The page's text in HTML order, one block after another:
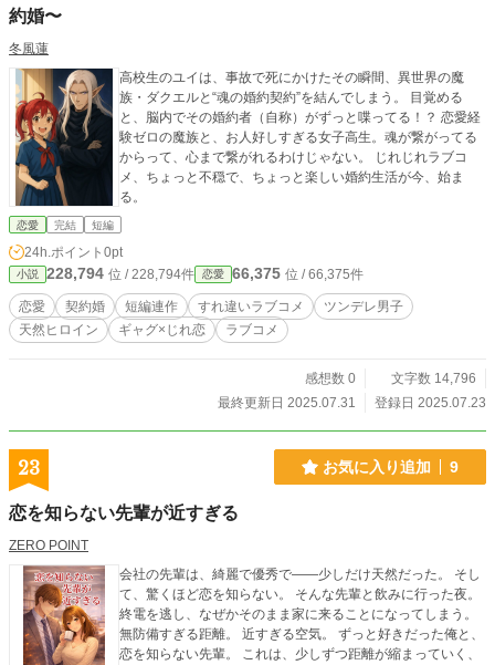
約婚〜
冬風蓮
高校生のユイは、事故で死にかけたその瞬間、異世界の魔
族・ダクエルと“魂の婚約契約”を結んでしまう。 目覚める
と、脳内でその婚約者（自称）がずっと喋ってる！？ 恋愛経
験ゼロの魔族と、お人好しすぎる女子高生。魂が繋がってる
からって、心まで繋がれるわけじゃない。 じれじれラブコ
メ、ちょっと不穏で、ちょっと楽しい婚約生活が今、始ま
る。
恋愛 完結 短編
24h.ポイント 0pt
小説 228,794 位 / 228,794件 恋愛 66,375 位 / 66,375件
恋愛 契約婚 短編連作 すれ違いラブコメ
ツンデレ男子
天然ヒロイン
ギャグ×じれ恋 ラブコメ
感想数 0
文字数 14,796
最終更新日 2025.07.31
登録日 2025.07.23
23 お気に入り追加 9
恋を知らない先輩が近すぎる
ZERO POINT
会社の先輩は、綺麗で優秀で——少しだけ天然だった。 そし
て、驚くほど恋を知らない。 そんな先輩と飲みに行った夜。
終電を逃し、なぜかそのまま家に来ることになってしまう。
無防備すぎる距離。 近すぎる空気。 ずっと好きだった俺と、
恋を知らない先輩。 これは、少しずつ距離が縮まっていく、